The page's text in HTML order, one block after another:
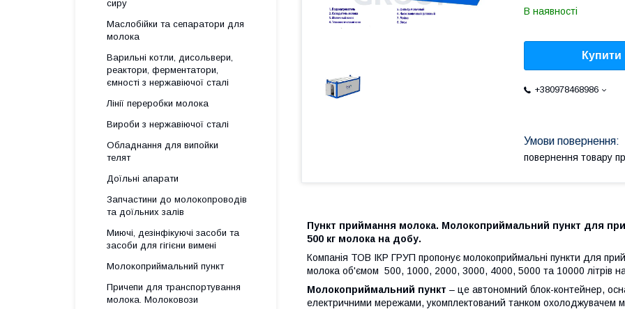
В наявності
Купити
+380978468986
повернення товару
Пункт приймання молока. Молокоприймальний пункт для
500 кг молока на добу.
Компанія ТОВ ІКР ГРУП пропонує молокоприймальні пункти для
молока об'ємом 500, 1000, 2000, 3000, 4000, 5000 та 10000 літрів
Молокоприймальний пункт – це автономний блок-контейнер,
електричними мережами, укомплектований танком охолоджувачем
сиру
Маслобійки та сепаратори для
молока
Варильні котли, дисольвери,
реактори, ферментатори,
ємності з нержавіючої сталі
Лінії переробки молока
Вироби з нержавіючої сталі
Обладнання для випойки
телят
Доїльні апарати
Запчастини до молокопроводів
та доїльних залів
Миючі, дезінфікуючі засоби та
засоби для гігієни вимені
Молокоприймальний пункт
Причепи для транспортування
молока. Молоковози